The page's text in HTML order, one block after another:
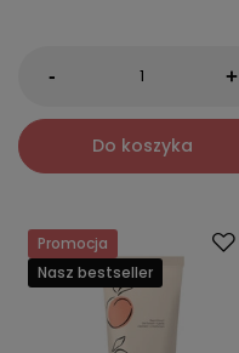
- +
Do koszyka
Promocja
Nasz bestseller